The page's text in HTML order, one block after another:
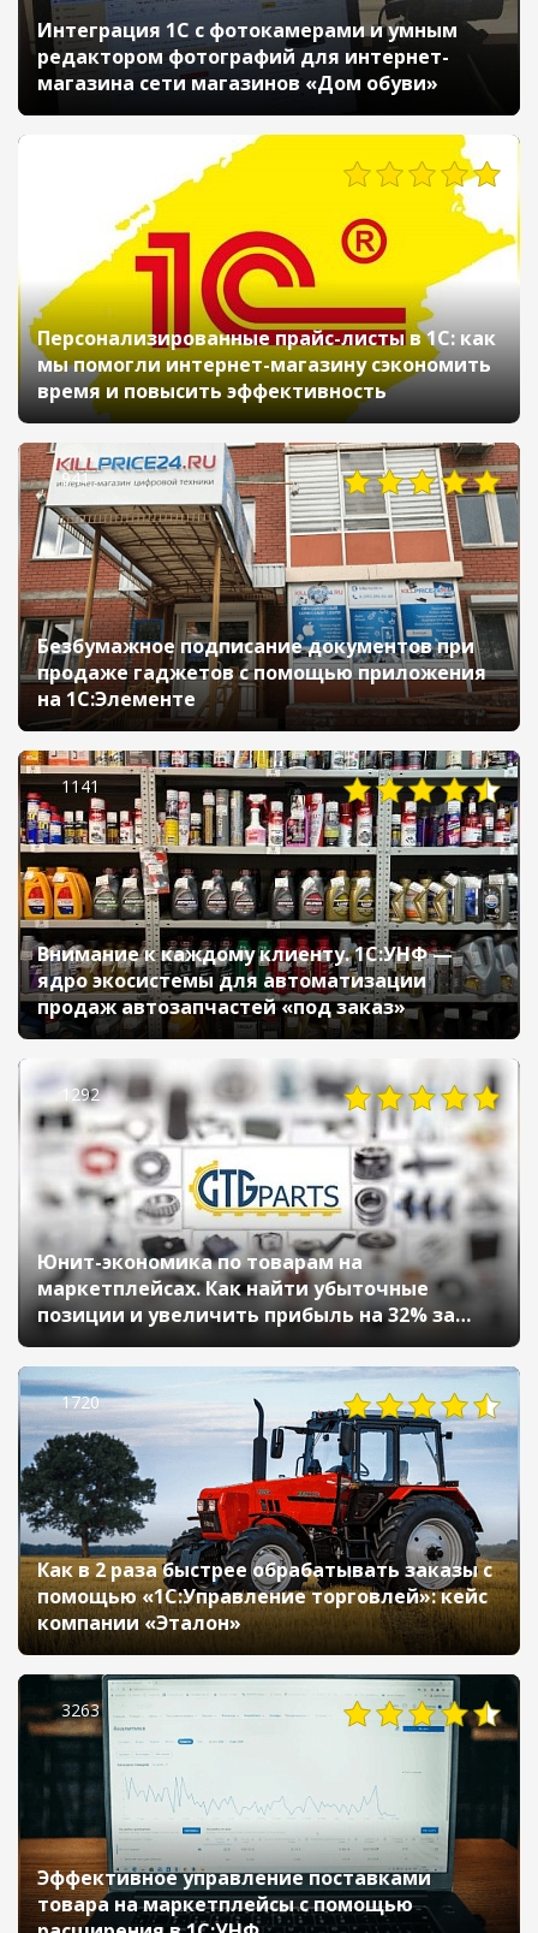
Интеграция 1С с фотокамерами и умным
редактором фотографий для интернет-
магазина сети магазинов «Дом обуви»
Персонализированные прайс-листы в 1С: как
мы помогли интернет-магазину сэкономить
время и повысить эффективность
941
Безбумажное подписание документов при
продаже гаджетов с помощью приложения
на 1С:Элементе
1141
Внимание к каждому клиенту. 1С:УНФ —
ядро экосистемы для автоматизации
продаж автозапчастей «под заказ»
1292
Юнит-экономика по товарам на
маркетплейсах. Как найти убыточные
позиции и увеличить прибыль на 32% за
месяц
1720
Как в 2 раза быстрее обрабатывать заказы с
помощью «1С:Управление торговлей»: кейс
компании «Эталон»
3263
Эффективное управление поставками
товара на маркетплейсы с помощью